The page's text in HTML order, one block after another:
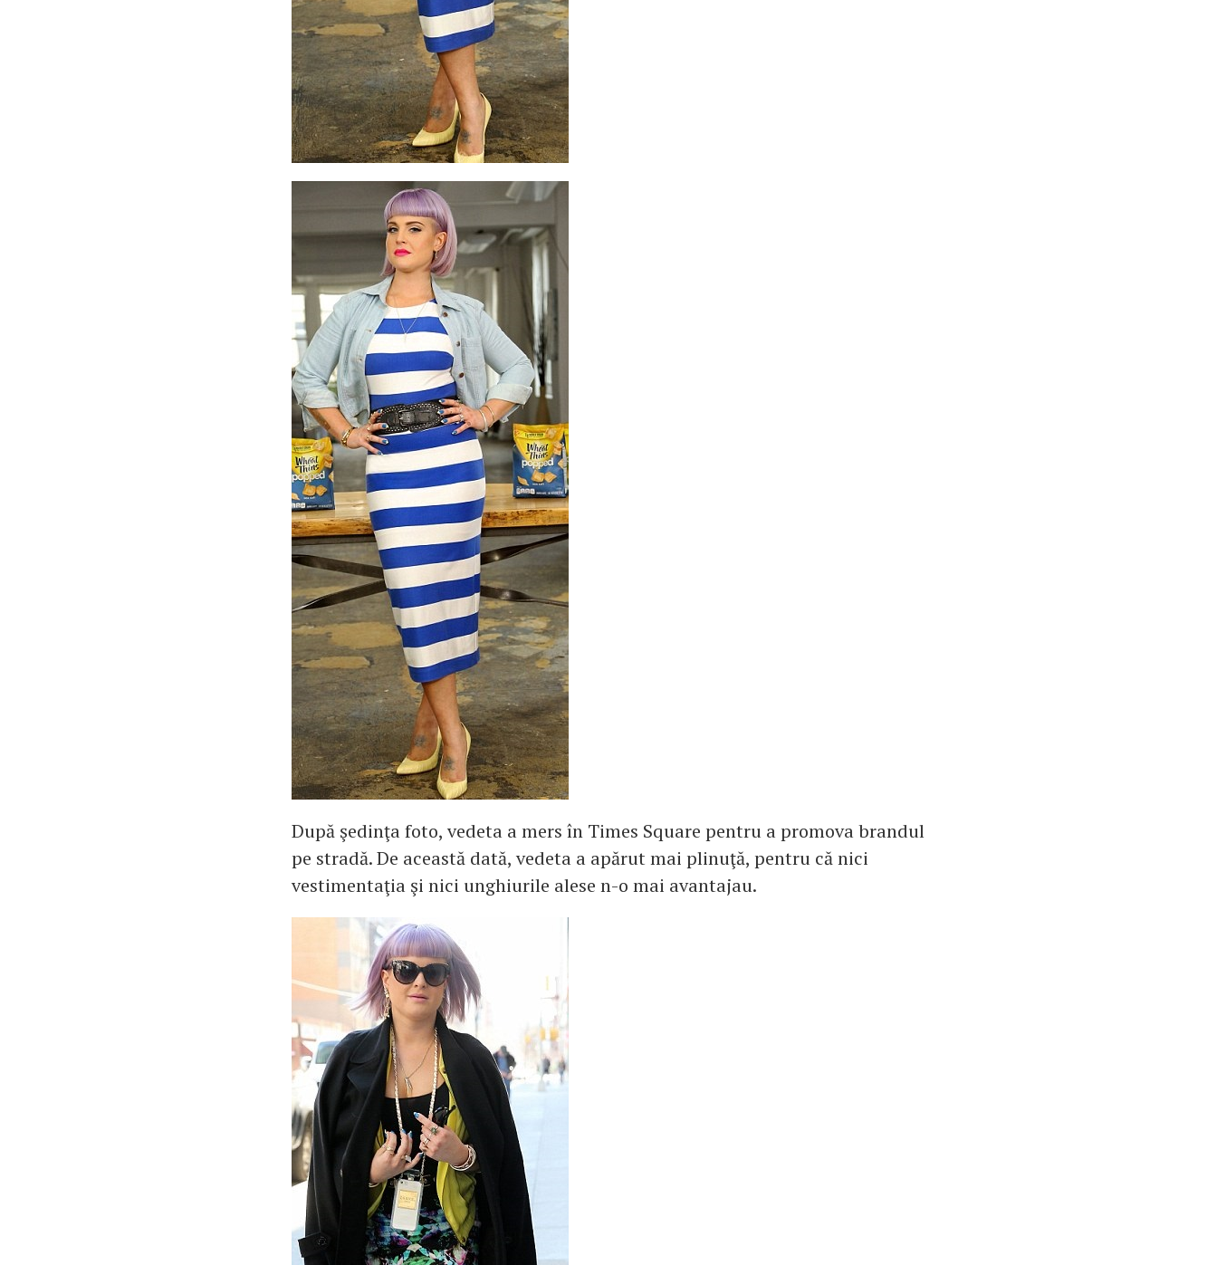
După şedinţa foto, vedeta a mers în Times Square pentru a promova brandul
pe stradă. De această dată, vedeta a apărut mai plinuţă, pentru că nici
vestimentaţia şi nici unghiurile alese n-o mai avantajau.